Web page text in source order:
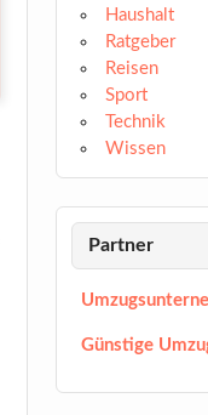
Haushalt
Ratgeber
Reisen
Sport
Technik
Wissen
Partner
Günstige